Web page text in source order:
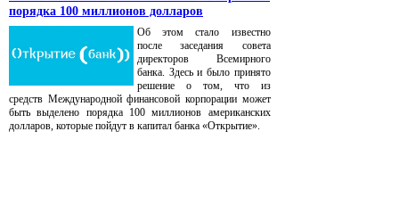
порядка 100 миллионов долларов
Об этом стало известно
после заседания совета
директоров Всемирного
банка. Здесь и было принято
решение о том, что из
средств Международной финансовой корпорации может
быть выделено порядка 100 миллионов американских
долларов, которые пойдут в капитал банка «Открытие».